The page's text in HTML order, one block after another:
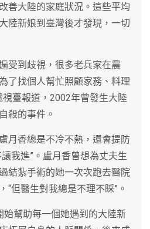
善大陸的家庭狀況。這些平均
陸新娘到臺灣後才發現，一切
受到歧視，很多老兵家在農
了找個人幫忙照顧家務、料理
視臺報道，2002年曾發生大陸
殺的事件。
月香總是不冷不熱，還會提防
我進”。盧月香曾想為丈夫生
結紮手術的她一次次跑去醫院
“但醫生對我總是不理不睬”。
始幫助每一個她遇到的大陸新